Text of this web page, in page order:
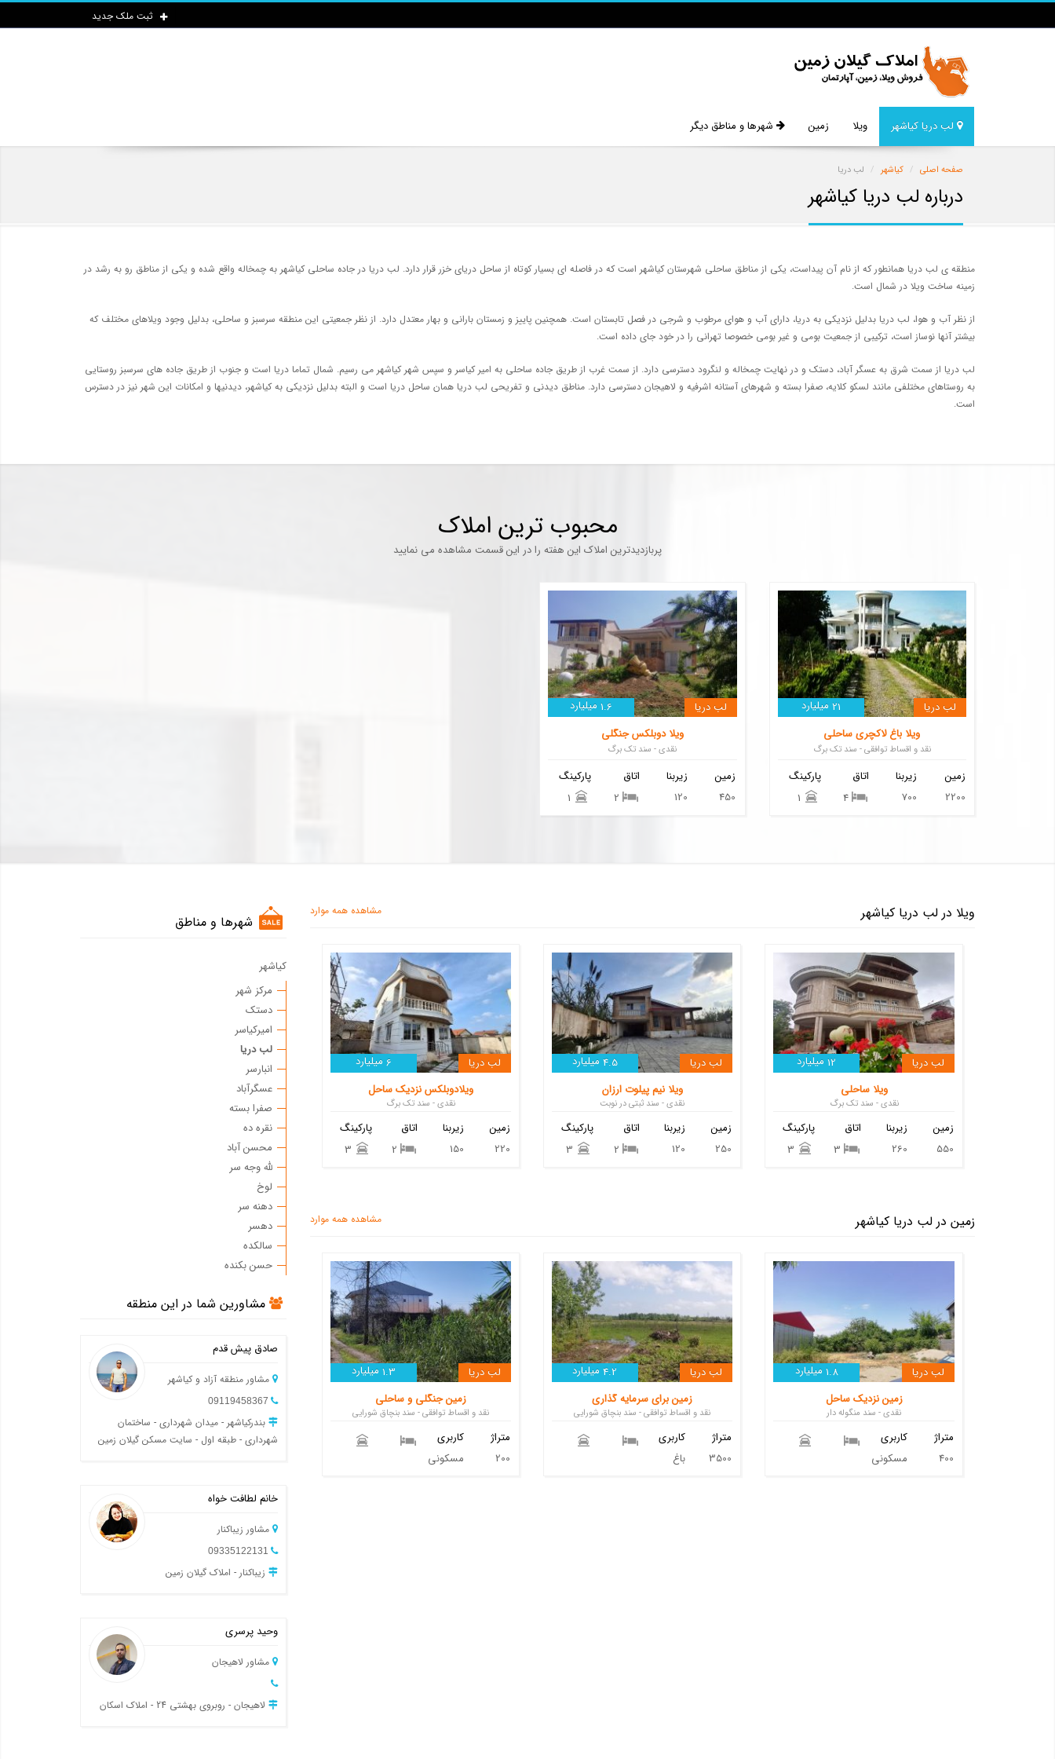
ثبت ملک جدید
لب دریا کیاشهر ویلا زمین شهرها و مناطق دیگر
صفحه اصلی کیاشهر لب دریا
درباره لب دریا کیاشهر
منطقه ی لب دریا همانطور که از نام آن پیداست، یکی از مناطق ساحلی شهرستان کیاشهر است که در فاصله ای بسیار کوتاه از ساحل دریای خزر قرار دارد. لب دریا در جاده ساحلی کیاشهر به چمخاله واقع شده و یکی از مناطق رو به رشد در
زمینه ساخت ویلا در شمال است.
از نظر آب و هوا، لب دریا بدلیل نزدیکی به دریا، دارای آب و هوای مرطوب و شرجی در فصل تابستان است. همچنین پاییز و زمستان بارانی و بهار معتدل دارد. از نظر جمعیتی این منطقه سرسبز و ساحلی، بدلیل وجود ویلاهای مختلف که
بیشتر آنها نوساز است، ترکیبی از جمعیت بومی و غیر بومی خصوصا تهرانی را در خود جای داده است.
لب دریا از سمت شرق به عسگر آباد، دستک و در نهایت چمخاله و لنگرود دسترسی دارد. از سمت غرب از طریق جاده ساحلی به امیر کیاسر و سپس شهر کیاشهر می رسیم. شمال تماما دریا است و جنوب از طریق جاده های سرسبز روستایی
به روستاهای مختلفی مانند لسکو کلایه، صفرا بسته و شهرهای آستانه اشرفیه و لاهیجان دسترسی دارد. مناطق دیدنی و تفریحی لب دریا همان ساحل دریا است و البته بدلیل نزدیکی به کیاشهر، دیدنیها و امکانات این شهر نیز در دسترس
است.
محبوب ترین املاک
پربازدیدترین املاک این هفته را در این قسمت مشاهده می نمایید
21 میلیارد
لب دریا
ویلا باغ لاکچری ساحلی
نقد و اقساط توافقی - سند تک برگ
پارکینگ
اتاق
4
زیربنا
700
زمین
2200
1.6 میلیارد
لب دریا
ویلا دوبلکس جنگلی
نقدی - سند تک برگ
پارکینگ
اتاق
زیربنا
120
زمین
450
ویلا در لب دریا کیاشهر مشاهده همه موارد
6 میلیارد
لب دریا
ویلادوبلکس نزدیک ساحل
نقدی - سند تک برگ
پارکینگ
اتاق
2
زیربنا
150
زمین
220
4.5 میلیارد
لب دریا
ویلا نیم پیلوت ارزان
نقدی - سند ثبتی در نوبت
پارکینگ
اتاق
زیربنا
120
زمین
250
12میلیارد
لب دریا
ویلا ساحلی
نقدی - سند تک برگ
پارکینگ
اتاق
3
زیربنا
260
زمین
550
زمین در لب دریا کیاشهر مشاهده همه موارد
1.3 میلیارد
لب دریا
زمین جنگلی و ساحلی
نقد و اقساط توافقی - سند بنچاق شورایی
کاربری
مسکونی
متراژ
200
4.2میلیارد
لب دریا
زمین برای سرمایه گذاری
نقد و اقساط توافقی - سند بنچاق شورایی
کاربری
باغ
متراژ
3500
1.8 میلیارد
لب دریا
زمین نزدیک ساحل
نقدی - سند منگوله دار
کاربری
مسکونی
متراژ
400
شهرها و مناطق
کیاشهر
مرکز شهر
دستک
امیرکیاسر
لب دریا
انبارسر
عسگرآباد
صفرا بسته
نقره ده
محسن آباد
لله وجه سر
لوخ
دهنه سر
دهسر
سالکده
حسن بکنده
مشاورین شما در این منطقه
صادق پیش قدم
مشاور منطقه آزاد و کیاشهر
بندرکیاشهر - میدان شهرداری - ساختمان
شهرداری - طبقه اول - سایت مسکن گیلان زمین
خانم لطافت خواه
مشاور زیباکنار
زیباکنار - املاک گیلان زمین
وحید پرسری
مشاور لاهیجان
لاهیجان - روبروی بهشتی 24 - املاک اسکان